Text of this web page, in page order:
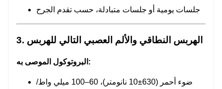
جلسات يومية أو جلسات متبادلة، حسب تقدم الجرح
3. الهربس النطاقي والألم العصبي التالي للهربس
البروتوكول الموصى به:
ضوء أحمر (630±10 نانومتر)، 60–100 ميلي واط/